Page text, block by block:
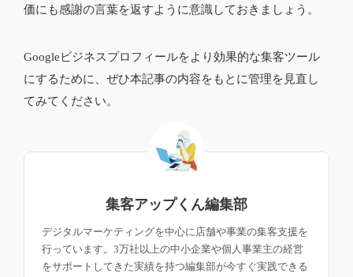
価にも感謝の言葉を返すように意識しておきましょう。
Googleビジネスプロフィールをより効果的な集客ツール
にするために、ぜひ本記事の内容をもとに管理を見直し
てみてください。
集客アップくん編集部
デジタルマーケティングを中心に店舗や事業の集客支援を
行っています。3万社以上の中小企業や個人事業主の経営
をサポートしてきた実績を持つ編集部が今すぐ実践できる